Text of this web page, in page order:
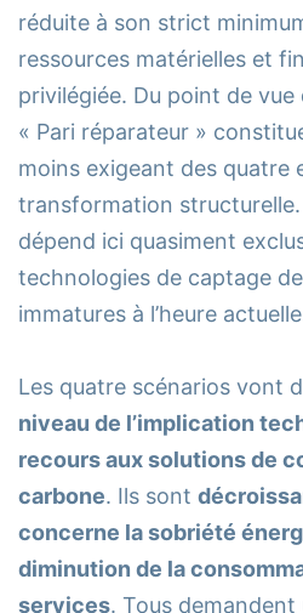
réduite à son strict
ressources matérielles et
privilégiée. Du point de vue
« Pari réparateur »
moins exigeant des quatre
transformation
dépend ici quasiment
technologies de captage
immatures à l’heure
Les quatre scénarios vont
niveau de l’implication
recours aux solutions de
carbone. Ils sont
concerne la sobriété
diminution de la
services. Tous